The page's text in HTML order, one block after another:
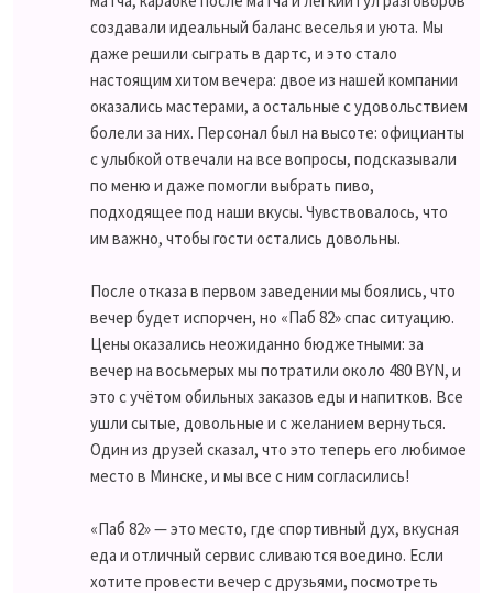
создавали идеальный баланс веселья и уюта. Мы
даже решили сыграть в дартс, и это стало
настоящим хитом вечера: двое из нашей компании
оказались мастерами, а остальные с удовольствием
болели за них. Персонал был на высоте: официанты
с улыбкой отвечали на все вопросы, подсказывали
по меню и даже помогли выбрать пиво,
подходящее под наши вкусы. Чувствовалось, что
им важно, чтобы гости остались довольны.
После отказа в первом заведении мы боялись, что
вечер будет испорчен, но «Паб 82» спас ситуацию.
Цены оказались неожиданно бюджетными: за
вечер на восьмерых мы потратили около 480 BYN, и
это с учётом обильных заказов еды и напитков. Все
ушли сытые, довольные и с желанием вернуться.
Один из друзей сказал, что это теперь его любимое
место в Минске, и мы все с ним согласились!
«Паб 82» — это место, где спортивный дух, вкусная
еда и отличный сервис сливаются воедино. Если
хотите провести вечер с друзьями, посмотреть